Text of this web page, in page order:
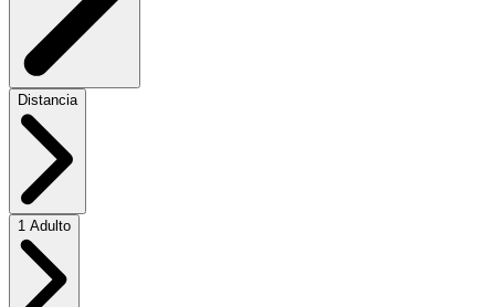
Distancia
1 Adulto